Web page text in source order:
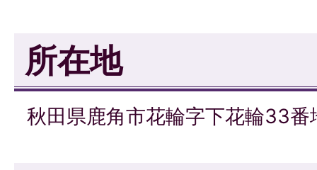
所在地
秋田県鹿角市花輪字下花輪33番